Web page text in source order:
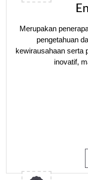
Merupakan
pengetahuan
kewirausahaan serta
inovatif,